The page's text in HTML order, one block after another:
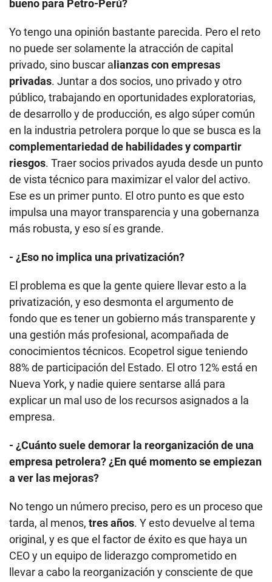
en la industria petrolera porque lo que se busca es la
complementariedad de habilidades y compartir
riesgos. Traer socios privados ayuda desde un punto
de vista técnico para maximizar el valor del activo.
Ese es un primer punto. El otro punto es que esto
impulsa una mayor transparencia y una gobernanza
más robusta, y eso sí es grande.
- ¿Eso no implica una privatización?
El problema es que la gente quiere llevar esto a la
privatización, y eso desmonta el argumento de
fondo que es tener un gobierno más transparente y
una gestión más profesional, acompañada de
conocimientos técnicos. Ecopetrol sigue teniendo
Nueva York, y nadie quiere sentarse allá para
explicar un mal uso de los recursos asignados a la
empresa.
- ¿Cuánto suele demorar la reorganización de una
empresa petrolera? ¿En qué momento se empiezan
a ver las mejoras?
No tengo un número preciso, pero es un proceso que
tarda, al menos,tres años . Y esto devuelve al tema
original, y es que el factor de éxito es que haya un
llevar a cabo la reorganización y consciente de que
esto va a tomar tres años o dos, como mínimo.